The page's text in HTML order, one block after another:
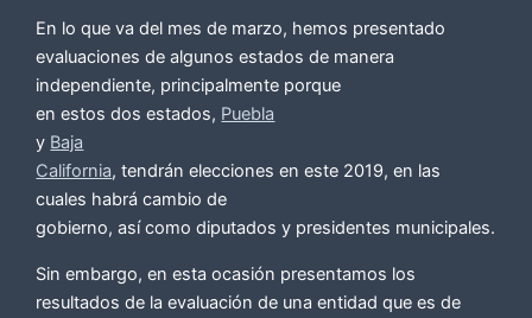
En lo que va del mes de marzo, hemos presentado
evaluaciones de algunos estados de manera
independiente, principalmente porque
en estos dos estados, Puebla
y Baja
California, tendrán elecciones en este 2019, en las
cuales habrá cambio de
gobierno, así como diputados y presidentes municipales.
Sin embargo, en esta ocasión presentamos los
resultados de la evaluación de una entidad que es de